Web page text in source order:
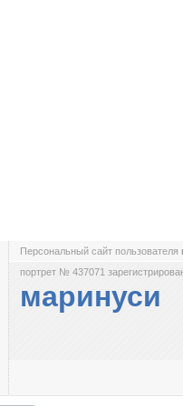
Персональный сайт пользователя
портрет № 437071
маринуси